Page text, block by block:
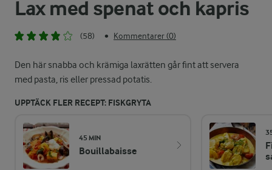
Lax med spenat och kapris
(58) • Kommentarer (0)
Den här snabba och krämiga laxrätten går fint att servera
med pasta, ris eller pressad potatis.
UPPTÄCK FLER RECEPT: FISKGRYTA
45 MIN
Bouillabaisse